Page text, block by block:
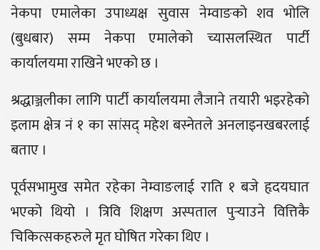
नेकपा एमालेका उपाध्यक्ष सुवास नेम्वाङको शव भोलि
(बुधबार) सम्म नेकपा एमालेको च्यासलस्थित पार्टी
कार्यालयमा राखिने भएको छ ।
श्रद्धाञ्जलीका लागि पार्टी कार्यालयमा लैजाने तयारी भइरहेको
इलाम क्षेत्र नं १ का सांसद् महेश बस्नेतले अनलाइनखबरलाई
बताए ।
पूर्वसभामुख समेत रहेका नेम्वाङलाई राति १ बजे हृदयघात
भएको थियो । त्रिवि शिक्षण अस्पताल पुर्‍याउने वित्तिकै
चिकित्सकहरुले मृत घोषित गरेका थिए ।